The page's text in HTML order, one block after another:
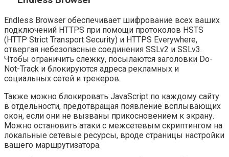
Endless Browser обеспечивает шифрование всех ваших
подключений HTTPS при помощи протоколов HSTS
(HTTP Strict Transport Security) и HTTPS Everywhere,
отвергая небезопасные соединения SSLv2 и SSLv3.
Чтобы ограничить слежку, посылаются заголовки Do-
Not-Track и блокируются адреса рекламных и
социальных сетей и трекеров.
Также можно блокировать JavaScript по каждому сайту
в отдельности, предотвращая появление всплывающих
окон, если они не вызваны прикосновением к экрану.
Можно остановить атаки с межсетевым скриптингом на
локальные сетевые ресурсы, вроде страницы настройки
вашего маршрутизатора.